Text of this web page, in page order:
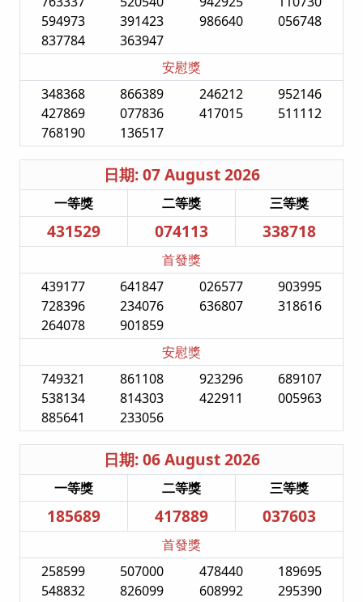
594973
391423 986640
056748
837784
363947
安慰獎
348368
866389 246212
952146
427869
077836 417015
511112
768190
136517
日期: 07 August 2026
一等獎 二等獎 三等獎
431529 074113 338718
首發獎
439177
641847 026577
903995
728396
234076 636807
318616
264078
901859
安慰獎
749321
861108 923296
689107
538134
814303 422911
005963
885641
233056
日期: 06 August 2026
一等獎 二等獎 三等獎
185689 417889 037603
首發獎
258599
507000 478440
189695
548832
826099 608992
295390